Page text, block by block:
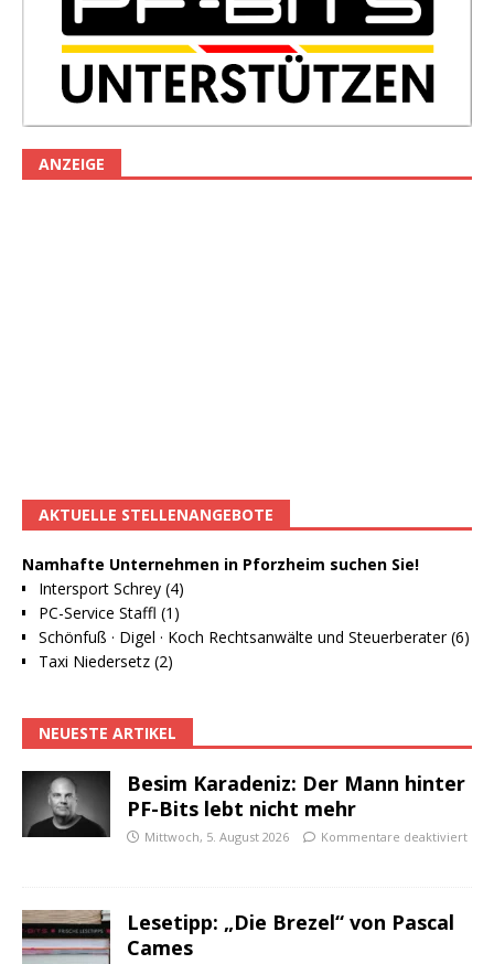
ANZEIGE
AKTUELLE STELLENANGEBOTE
Namhafte Unternehmen in Pforzheim suchen Sie!
Intersport Schrey (4)
PC-Service Staffl (1)
Schönfuß · Digel · Koch Rechtsanwälte und Steuerberater (6)
Taxi Niedersetz (2)
NEUESTE ARTIKEL
Besim Karadeniz: Der Mann hinter
PF-Bits lebt nicht mehr
Mittwoch, 5. August 2026 Kommentare deaktiviert
Lesetipp: „Die Brezel“ von Pascal
Cames